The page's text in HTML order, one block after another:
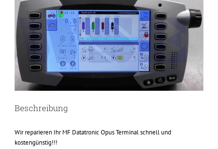
Larger
Image
Beschreibung
Wir reparieren Ihr MF Datatronic Opus Terminal schnell und
kostengünstig!!!